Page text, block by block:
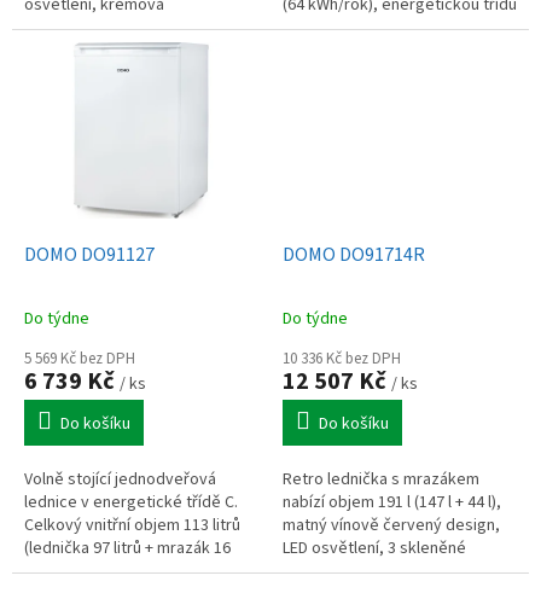
osvětlení, krémová
(64 kWh/rok), energetickou třídu
D a otočné dveře. Ideální do
DOMO DO91127
Do týdne
5 569 Kč bez DPH
6 739 Kč / ks
Do košíku
Volně stojící jednodveřová
lednice v energetické třídě C.
Celkový vnitřní objem 113 litrů
(lednička 97 litrů + mrazák 16
litrů). Praktická výška 84,5 cm.
DOMO DO91714R
Do týdne
10 336 Kč bez DPH
12 507 Kč / ks
Do košíku
Retro lednička s mrazákem
nabízí objem 191 l (147 l + 44 l),
matný vínově červený design,
LED osvětlení, 3 skleněné
police, 2 zásuvky mrazáku, tichý